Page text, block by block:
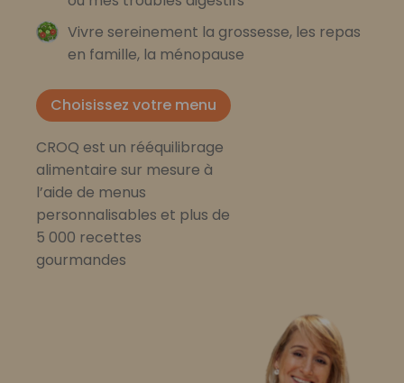
Vivre sereinement la grossesse, les repas
en famille, la ménopause
Choisissez votre menu
CROQ est un rééquilibrage
alimentaire sur mesure à
l’aide de menus
personnalisables et plus de
5 000 recettes
gourmandes